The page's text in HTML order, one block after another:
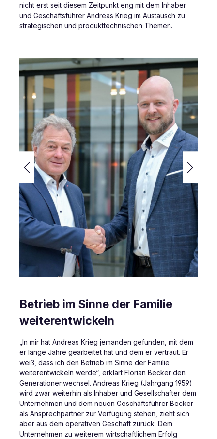
nicht erst seit diesem Zeitpunkt eng mit dem Inhaber
und Geschäftsführer Andreas Krieg im Austausch zu
strategischen und produkttechnischen Themen.
Bildergalerie überspringen
Betrieb im Sinne der Familie
weiterentwickeln
„In mir hat Andreas Krieg jemanden gefunden, mit dem
er lange Jahre gearbeitet hat und dem er vertraut. Er
weiß, dass ich den Betrieb im Sinne der Familie
weiterentwickeln werde“, erklärt Florian Becker den
Generationenwechsel. Andreas Krieg (Jahrgang 1959)
wird zwar weiterhin als Inhaber und Gesellschafter dem
Unternehmen und dem neuen Geschäftsführer Becker
als Ansprechpartner zur Verfügung stehen, zieht sich
aber aus dem operativen Geschäft zurück. Dem
Unternehmen zu weiterem wirtschaftlichem Erfolg